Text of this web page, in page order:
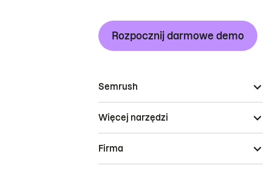
Rozpocznij darmowe demo
Semrush
Więcej narzędzi
Firma